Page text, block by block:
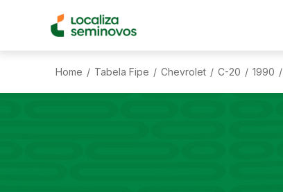
Home / Tabela Fipe / Chevrolet / C-20 / 1990 /